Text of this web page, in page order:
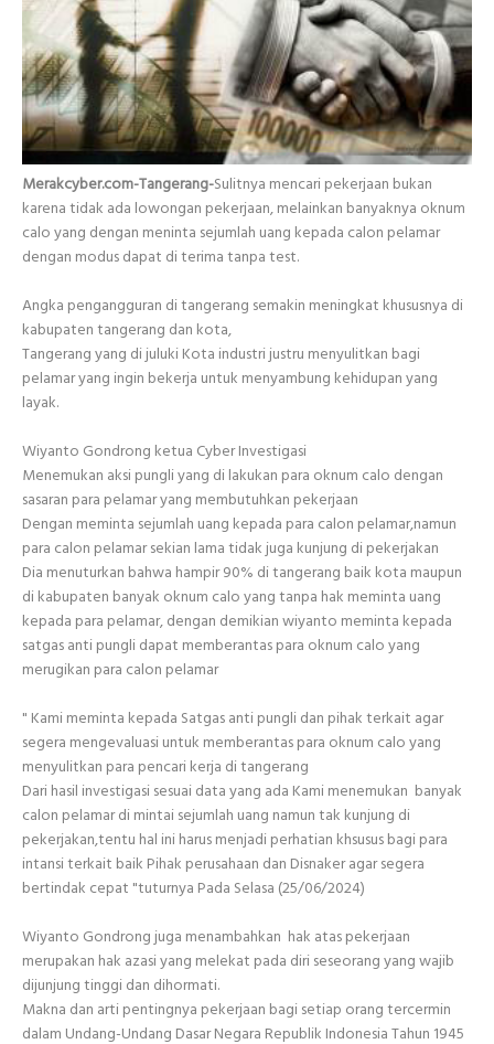
Merakcyber.com-Tangerang-Sulitnya mencari pekerjaan bukan
karena tidak ada lowongan pekerjaan, melainkan banyaknya oknum
calo yang dengan meninta sejumlah uang kepada calon pelamar
dengan modus dapat di terima tanpa test.
Angka pengangguran di tangerang semakin meningkat khususnya di
kabupaten tangerang dan kota,
Tangerang yang di juluki Kota industri justru menyulitkan bagi
pelamar yang ingin bekerja untuk menyambung kehidupan yang
layak.
Wiyanto Gondrong ketua Cyber Investigasi
Menemukan aksi pungli yang di lakukan para oknum calo dengan
sasaran para pelamar yang membutuhkan pekerjaan
Dengan meminta sejumlah uang kepada para calon pelamar,namun
para calon pelamar sekian lama tidak juga kunjung di pekerjakan
Dia menuturkan bahwa hampir 90% di tangerang baik kota maupun
di kabupaten banyak oknum calo yang tanpa hak meminta uang
kepada para pelamar, dengan demikian wiyanto meminta kepada
satgas anti pungli dapat memberantas para oknum calo yang
merugikan para calon pelamar
" Kami meminta kepada Satgas anti pungli dan pihak terkait agar
segera mengevaluasi untuk memberantas para oknum calo yang
menyulitkan para pencari kerja di tangerang
Dari hasil investigasi sesuai data yang ada Kami menemukan banyak
calon pelamar di mintai sejumlah uang namun tak kunjung di
pekerjakan,tentu hal ini harus menjadi perhatian khsusus bagi para
intansi terkait baik Pihak perusahaan dan Disnaker agar segera
bertindak cepat "tuturnya Pada Selasa (25/06/2024)
Wiyanto Gondrong juga menambahkan hak atas pekerjaan
merupakan hak azasi yang melekat pada diri seseorang yang wajib
dijunjung tinggi dan dihormati.
Makna dan arti pentingnya pekerjaan bagi setiap orang tercermin
dalam Undang-Undang Dasar Negara Republik Indonesia Tahun 1945